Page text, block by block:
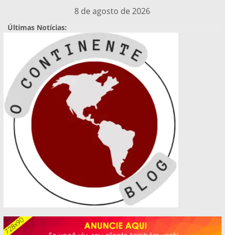
para
8 de agosto de 2026
Últimas Notícias: